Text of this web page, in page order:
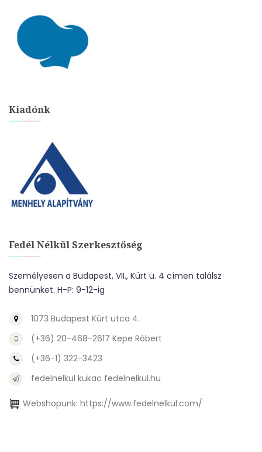
Kiadónk
Fedél Nélkül Szerkesztőség
Személyesen a Budapest, VII., Kürt u. 4 címen találsz
bennünket. H-P: 9-12-ig
1073 Budapest Kürt utca 4.
(+36) 20-468-2617 Kepe Róbert
(+36-1) 322-3423
fedelnelkul kukac fedelnelkul.hu
Webshopunk: https://www.fedelnelkul.com/